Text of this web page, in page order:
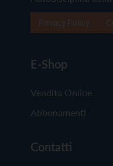
E-Shop
Vendita Online
Abbonamenti
Contatti